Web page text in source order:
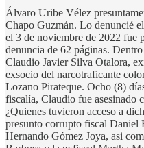
Álvaro Uribe Vélez
Chapo Guzmán. Lo denuncié
el 3 de noviembre de 2022 fue
denuncia de 62 páginas.
Claudio Javier Silva Otalora,
exsocio del narcotraficante
Lozano Pirateque. Ocho (8)
fiscalía, Claudio fue asesinado
¿Quienes tuvieron acceso a
presunto corrupto fiscal Daniel
Hernando Gómez Joya, asi